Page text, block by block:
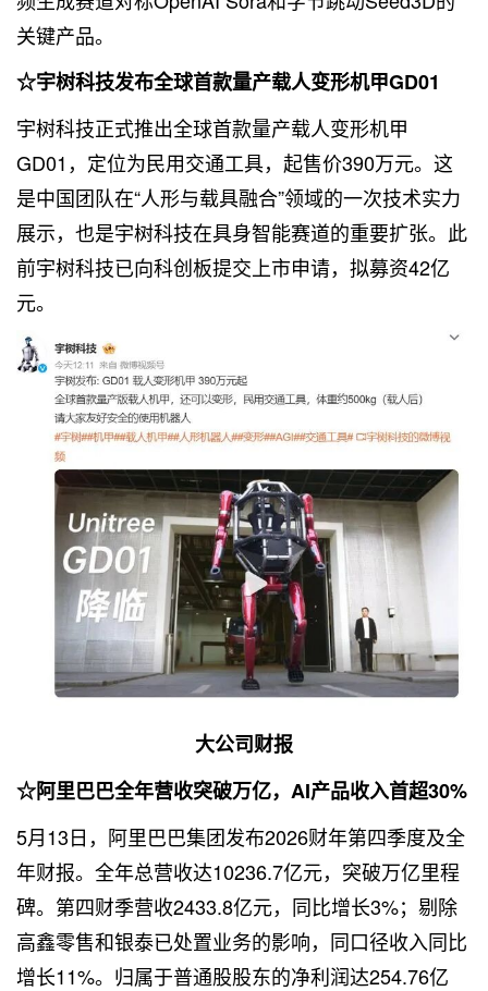
关键产品。
☆宇树科技发布全球首款量产载人变形机甲GD01
宇树科技正式推出全球首款量产载人变形机甲
GD01，定位为民用交通工具，起售价390万元。这
是中国团队在“人形与载具融合”领域的一次技术实力
展示，也是宇树科技在具身智能赛道的重要扩张。此
前宇树科技已向科创板提交上市申请，拟募资42亿
元。
大公司财报
☆阿里巴巴全年营收突破万亿，AI产品收入首超30%
5月13日，阿里巴巴集团发布2026财年第四季度及全
年财报。全年总营收达10236.7亿元，突破万亿里程
碑。第四财季营收2433.8亿元，同比增长3%；剔除
高鑫零售和银泰已处置业务的影响，同口径收入同比
增长11%。归属于普通股股东的净利润达254.76亿